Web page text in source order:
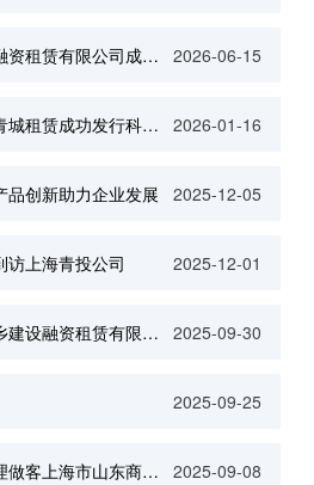
热烈祝贺青岛城乡建设融资租赁有限公司成立十二周年 2026-06-15
山东省及深交所首单！青城租赁成功发行科技创新+中小微企业支持债券，赋能实体经济高质量发展 2026-01-16
品创新助力企业发展 2025-12-05
访上海青投公司 2025-12-01
青岛电视台聚焦青岛城乡建设融资租赁有限公司 助力实体经济发展 2025-09-30
2025-09-25
链通青沪——公司总经理做客上海市山东商会国际会客厅 2025-09-08